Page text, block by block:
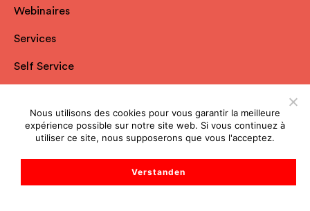
Webinaires
Services
Self Service
Répertoire des fondations
Nous utilisons des cookies pour vous garantir la meilleure
expérience possible sur notre site web. Si vous continuez à
utiliser ce site, nous supposerons que vous l'acceptez.
Verstanden